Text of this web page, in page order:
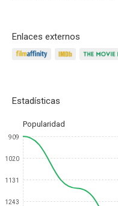
Enlaces externos
Estadísticas
Popularidad
909
1020
1131
1243